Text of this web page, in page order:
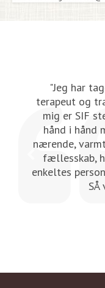
"Jeg har
terapeut og
mig er SIF
hånd i hånd
nærende,
fællesskab,
enkeltes